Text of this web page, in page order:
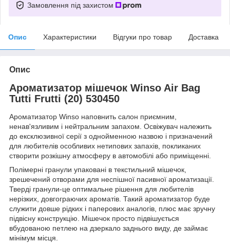
Замовлення під захистом
Опис Характеристики Відгуки про товар Доставка
Опис
Ароматизатор мішечок Winso Air Bag
Tutti Frutti (20) 530450
Ароматизатор Winso наповнить салон приємним,
ненав'язливим і нейтральним запахом. Освіжувач належить
до ексклюзивної серії з однойменною назвою і призначений
для любителів особливих нетипових запахів, покликаних
створити розкішну атмосферу в автомобілі або приміщенні.
Полімерні гранули упаковані в текстильний мішечок,
зрешечений отворами для неспішної пасивної ароматизації.
Тверді гранули-це оптимальне рішення для любителів
нерізких, довгограючих ароматів. Такий ароматизатор буде
служити довше рідких і паперових аналогів, плюс має зручну
підвісну конструкцію. Мішечок просто підвішується
вбудованою петлею на дзеркало заднього виду, де займає
мінімум місця.